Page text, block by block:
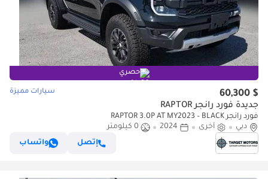
حصري
$ 60,300 سيارات مميزة
جديدة فورد رانجر RAPTOR
فورد رانجر RAPTOR 3.0P AT MY2023 – BLACK
دبي
أخرى 2024
0 كيلومتر
إتصل
واتساب